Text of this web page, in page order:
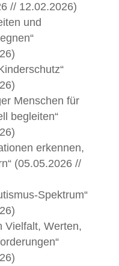
// 12.02.2026)
und
Menschen für
begleiten“
erkennen,
(05.05.2026 //
Spektrum“
Vielfalt, Werten,